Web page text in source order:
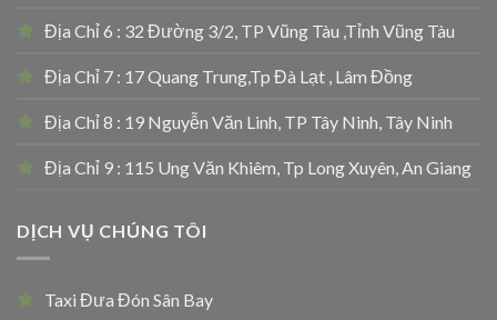
Địa Chỉ 6 : 32 Đường 3/2, TP Vũng Tàu ,Tỉnh Vũng Tàu
Địa Chỉ 7 : 17 Quang Trung,Tp Đà Lạt , Lâm Đồng
Địa Chỉ 8 : 19 Nguyễn Văn Linh, TP Tây Ninh, Tây Ninh
Địa Chỉ 9 : 115 Ung Văn Khiêm, Tp Long Xuyên, An Giang
DỊCH VỤ CHÚNG TÔI
Taxi Đưa Đón Sân Bay